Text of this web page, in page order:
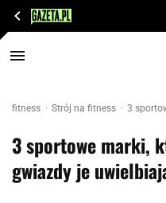
fitness Strój na fitness 3
3 sportowe marki,
gwiazdy je